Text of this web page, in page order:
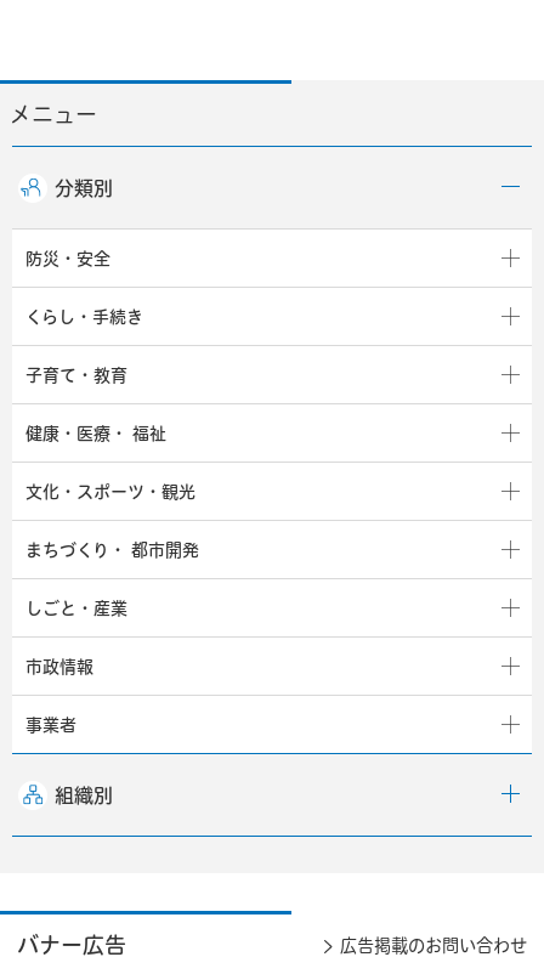
メニュー
分類別
防災・安全
くらし・手続き
子育て・教育
健康・医療・ 福祉
文化・スポーツ・観光
まちづくり・ 都市開発
しごと・産業
市政情報
事業者
組織別
バナー広告 広告掲載のお問い合わせ